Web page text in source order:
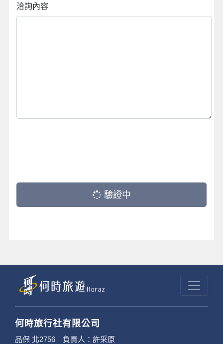
洽詢內容
驗證中
何時旅行社有限公司
品保 北2756 負責人：許采原